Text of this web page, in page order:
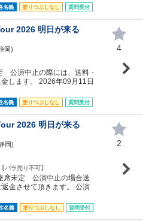
名義 塗りつぶしなし 質問受付
2026 明日が来る
岡)
公演中止の際には、送料・
します。 2026年09月11日
名義 塗りつぶしなし 質問受付
4
2026 明日が来る
岡)
【バラ売り不可】
席未定 公演中止の場合送
金させて頂きます。 公演
名義 塗りつぶしなし 質問受付
2